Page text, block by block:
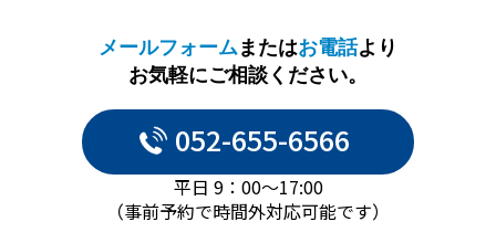
メールフォームまたはお電話より
お気軽にご相談ください。
052-655-6566
平日 9：00～17:00
（事前予約で時間外対応可能です）